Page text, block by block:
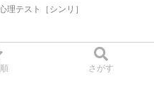
さがす
理テスト［シンリ］